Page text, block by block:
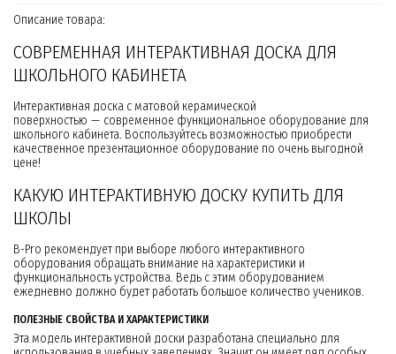
Описание товара:
СОВРЕМЕННАЯ ИНТЕРАКТИВНАЯ ДОСКА ДЛЯ
ШКОЛЬНОГО КАБИНЕТА
Интерактивная доска с матовой керамической
поверхностью — современное функциональное оборудование для
школьного кабинета. Воспользуйтесь возможностью приобрести
качественное презентационное оборудование по очень выгодной
цене!
КАКУЮ ИНТЕРАКТИВНУЮ ДОСКУ КУПИТЬ ДЛЯ
ШКОЛЫ
B-Pro рекомендует при выборе любого интерактивного
оборудования обращать внимание на характеристики и
функциональность устройства. Ведь с этим оборудованием
ежедневно должно будет работать большое количество учеников.
ПОЛЕЗНЫЕ СВОЙСТВА И ХАРАКТЕРИСТИКИ
Эта модель интерактивной доски разработана специально для